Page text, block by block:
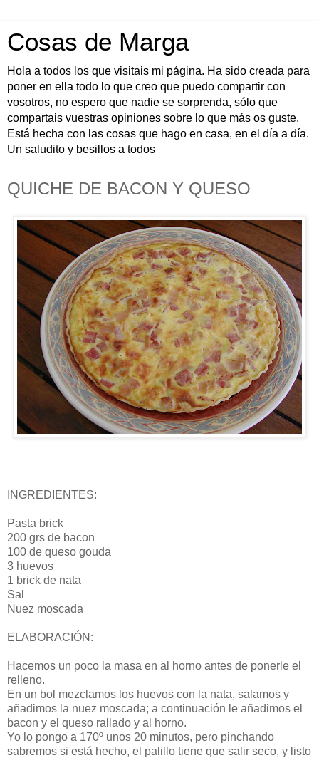
Cosas de Marga
Hola a todos los que visitais mi página. Ha sido creada para
poner en ella todo lo que creo que puedo compartir con
vosotros, no espero que nadie se sorprenda, sólo que
compartais vuestras opiniones sobre lo que más os guste.
Está hecha con las cosas que hago en casa, en el día a día.
Un saludito y besillos a todos
QUICHE DE BACON Y QUESO
INGREDIENTES:
Pasta brick
200 grs de bacon
100 de queso gouda
3 huevos
1 brick de nata
Sal
Nuez moscada
ELABORACIÓN:
Hacemos un poco la masa en al horno antes de ponerle el
relleno.
En un bol mezclamos los huevos con la nata, salamos y
añadimos la nuez moscada; a continuación le añadimos el
bacon y el queso rallado y al horno.
Yo lo pongo a 170º unos 20 minutos, pero pinchando
sabremos si está hecho, el palillo tiene que salir seco, y listo